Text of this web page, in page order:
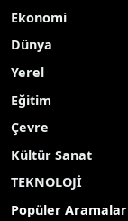
Ekonomi
Dünya
Yerel
Eğitim
Çevre
Kültür Sanat
TEKNOLOJİ
Popüler Aramalar